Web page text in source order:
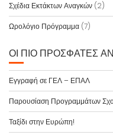
Σχέδια Εκτάκτων Αναγκών (2)
Ωρολόγιο Πρόγραμμα (7)
ΟΙ ΠΙΟ ΠΡΌΣΦΑΤΕΣ
Εγγραφή σε ΓΕΛ – ΕΠΑΛ
Παρουσίαση Προγραμμάτων
Ταξίδι στην Ευρώπη!